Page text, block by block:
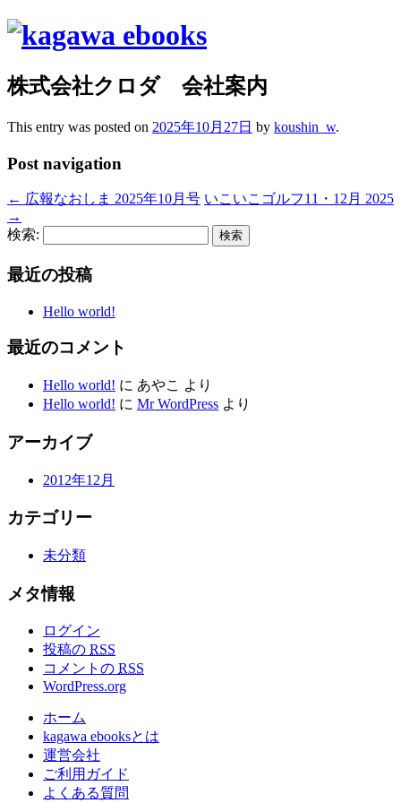
株式会社クロダ 会社案内
This entry was posted on 2025年10月27日 by koushin_w.
Post navigation
← 広報なおしま 2025年10月号 いこいこゴルフ11・12月 2025
→
検索:
最近の投稿
Hello world!
最近のコメント
Hello world! に あやこ より
Hello world! に Mr WordPress より
アーカイブ
2012年12月
カテゴリー
未分類
メタ情報
ログイン
投稿の RSS
コメントの RSS
WordPress.org
ホーム
kagawa ebooksとは
運営会社
ご利用ガイド
よくある質問